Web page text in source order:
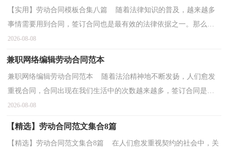
【实用】劳动合同模板合集八篇 随着法律知识的普及，越来越多
事情需要用到合同，签订合同也是最有效的法律依据之一。那么合
同书的格式，你掌握了吗？下面是小编为大家收集的劳动...
2026-08-08
兼职网络编辑劳动合同范本
兼职网络编辑劳动合同范本 随着法治精神地不断发扬，人们愈发
重视合同，合同出现在我们生活中的次数越来越多，签订合同是为
了保障双方的利益，避免不必要的争端。那么问题来了，到...
2026-08-08
【精选】劳动合同范文集合8篇
【精选】劳动合同范文集合8篇 在人们愈发重视契约的社会中，关